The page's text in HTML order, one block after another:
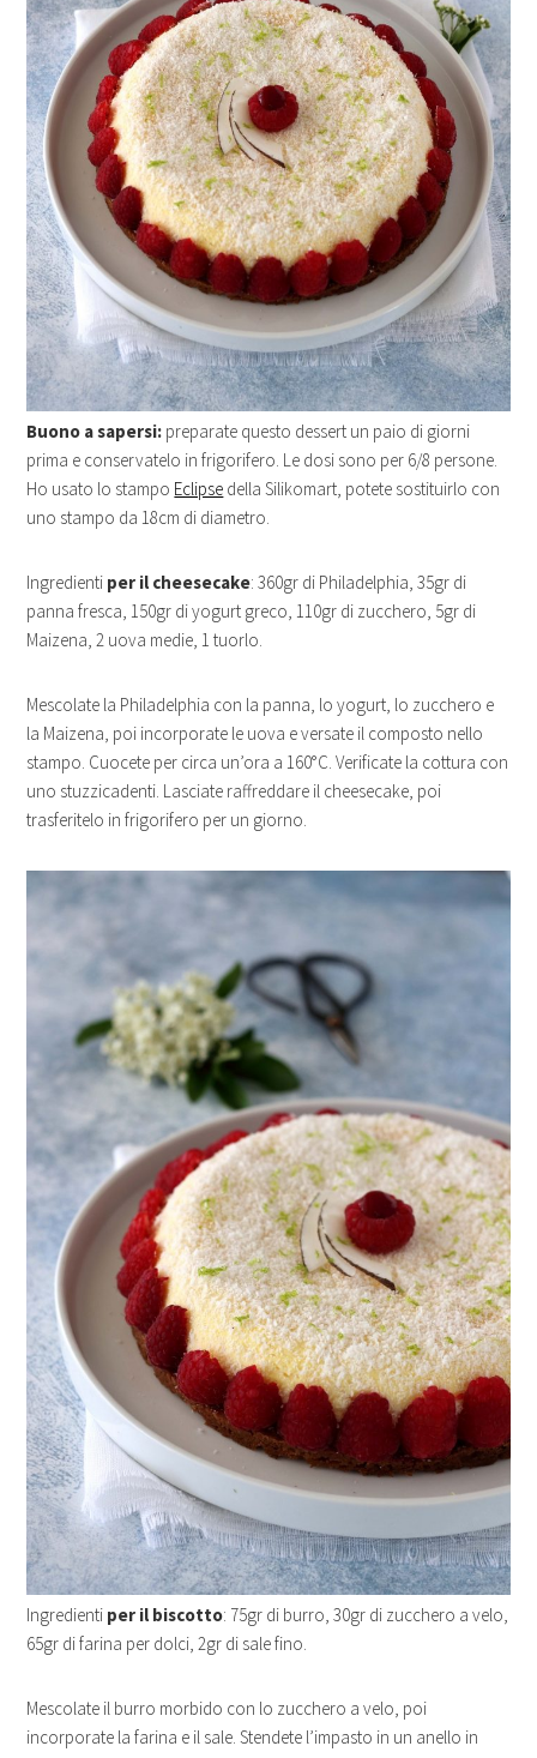
Buono a sapersi: preparate questo dessert un paio di giorni
prima e conservatelo in frigorifero. Le dosi sono per 6/8 persone.
Ho usato lo stampo Eclipse della Silikomart, potete sostituirlo con
uno stampo da 18cm di diametro.
Ingredienti per il cheesecake: 360gr di Philadelphia, 35gr di
panna fresca, 150gr di yogurt greco, 110gr di zucchero, 5gr di
Maizena, 2 uova medie, 1 tuorlo.
Mescolate la Philadelphia con la panna, lo yogurt, lo zucchero e
la Maizena, poi incorporate le uova e versate il composto nello
stampo. Cuocete per circa un’ora a 160°C. Verificate la cottura con
uno stuzzicadenti. Lasciate raffreddare il cheesecake, poi
trasferitelo in frigorifero per un giorno.
Ingredienti per il biscotto: 75gr di burro, 30gr di zucchero a velo,
65gr di farina per dolci, 2gr di sale fino.
Mescolate il burro morbido con lo zucchero a velo, poi
incorporate la farina e il sale. Stendete l’impasto in un anello in